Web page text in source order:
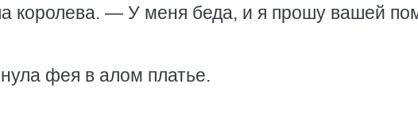
королева. — У меня беда, и я прошу вашей
фея в алом платье.